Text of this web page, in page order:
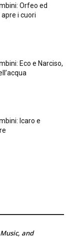
Orfeo ed
i cuori
Eco e Narciso,
Icaro e
and